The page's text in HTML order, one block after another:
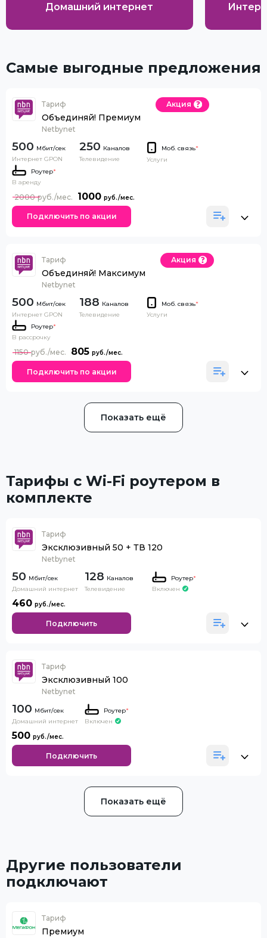
Домашний интернет
Самые выгодные предложения
Тариф
Объединяй! Премиум
Netbynet
Акция
500
Интернет GPON
250 Каналов
Телевидение
Моб. связь*
Услуги
Роутер*
В аренду
1000
2000
Подключить по акции
Тариф
Объединяй! Максимум
Netbynet
Акция
500
Интернет GPON
188 Каналов
Телевидение
Моб. связь*
Услуги
Роутер*
В рассрочку
805
1150
Подключить по акции
Показать ещё
Тарифы с Wi-Fi роутером в
комплекте
Тариф
Эксклюзивный 50 + ТВ 120
Netbynet
50
Домашний интернет
128 Каналов
Телевидение
Роутер*
Включен
460
Подключить
Тариф
Эксклюзивный 100
Netbynet
100
Домашний интернет
Роутер*
Включен
500
Подключить
Показать ещё
Другие пользователи
подключают
Тариф
Премиум